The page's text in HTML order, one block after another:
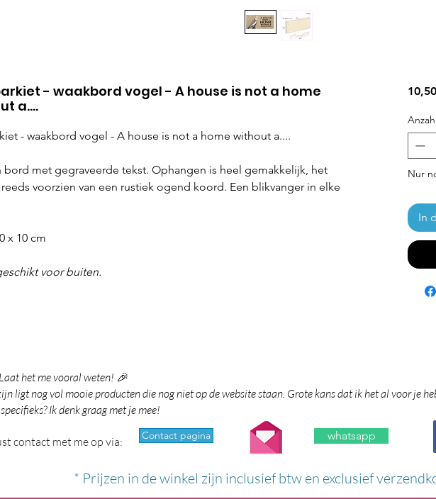
- waakbord vogel - A house is not a home
a....
- waakbord vogel - A house is not a home without a....
bord met gegraveerde tekst. Ophangen is heel gemakkelijk, het
voorzien van een rustiek ogend koord. Een blikvanger in elke
x 10 cm
voor buiten.
Nur
In
het me vooral weten! 🎉
ligt nog vol mooie producten die nog niet op de website staan. Grote kans dat ik het al voor je
Ik denk graag met je mee!
contact met me op via: Contact pagina whatsapp
* Prijzen in de winkel zijn inclusief btw en exclusief